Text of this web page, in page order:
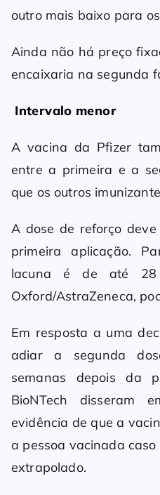
outro mais baixo para
Ainda não há preço
encaixaria na segunda
Intervalo menor
A vacina da Pfizer
entre a primeira e a
que os outros
A dose de reforço
primeira aplicação.
lacuna é de até
Oxford/AstraZeneca,
Em resposta a uma
adiar a segunda
semanas depois da
BioNTech disseram
evidência de que a
a pessoa vacinada
extrapolado.